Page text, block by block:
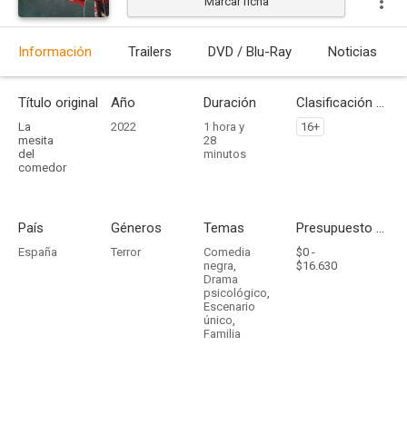
Información Trailers DVD / Blu-Ray Noticias
Título original
La
mesita
del
comedor
Año
2022
Duración
1 hora y
28
minutos
Clasificación por edades
16+
País
España
Géneros
Terror
Temas
Comedia
negra,
Drama
psicológico,
Escenario
único,
Familia
Presupuesto - Ingresos
$0 -
$16.630